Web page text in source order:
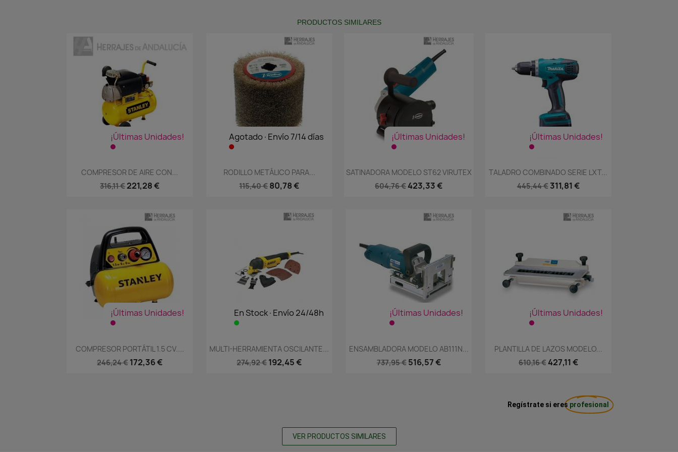
PRODUCTOS SIMILARES
¡Últimas Unidades!
Vista rápida
COMPRESOR DE AIRE CON...
316,11 € 221,28 €
Agotado·Envío 7/14 días
Vista rápida
RODILLO METÁLICO PARA...
115,40 € 80,78 €
¡Últimas Unidades!
 Vista rápida
SATINADORA MODELO ST62 VIRUTEX
604,76 € 423,33 €
¡Últimas Unidades!
Vista rápida
TALADRO COMBINADO SERIE LXT...
445,44 € 311,81 €
¡Últimas Unidades!
Vista rápida
COMPRESOR PORTÁTIL 1.5 CV....
246,24 € 172,36 €
En Stock·Envío 24/48h
Vista rápida
MULTI-HERRAMIENTA OSCILANTE...
274,92 € 192,45 €
¡Últimas Unidades!
Vista rápida
ENSAMBLADORA MODELO AB111N...
737,95 € 516,57 €
¡Últimas Unidades!
 Vista rápida
PLANTILLA DE LAZOS MODELO...
610,16 € 427,11 €
Regístrate si eres profesional
VER PRODUCTOS SIMILARES